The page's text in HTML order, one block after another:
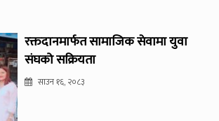
रक्तदानमार्फत सामाजिक सेवामा युवा
संघको सक्रियता
साउन १६, २०८३